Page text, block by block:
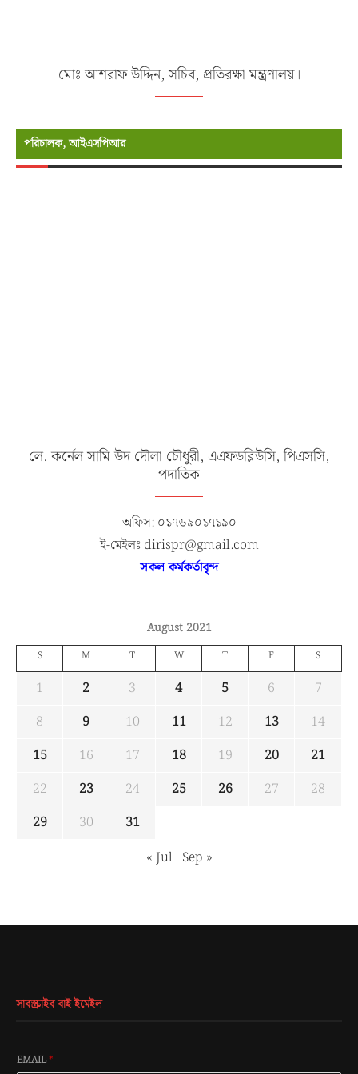
মোঃ আশরাফ উদ্দিন, সচিব, প্রতিরক্ষা মন্ত্রণালয়।
পরিচালক, আইএসপিআর
লে. কর্নেল সামি উদ দৌলা চৌধুরী, এএফডব্লিউসি, পিএসসি,
পদাতিক
অফিস: ০১৭৬৯০১৭১৯০
ই-মেইলঃ dirispr@gmail.com
সকল কর্মকর্তাবৃন্দ
August 2021
S M T W T F S
1 2 3 4 5 6
7
8
9 10 11 12 13
14
15
16 17 18 19 20
21
22
23 24 25 26 27
28
29
30
31
« Jul Sep »
সাবস্ক্রাইব বাই ইমেইল
EMAIL*